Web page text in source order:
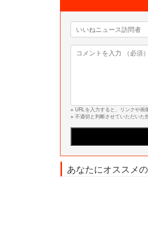
※ URLを入力すると、リンクや画
※ 不適切と判断させていただいた
あなたにオススメ